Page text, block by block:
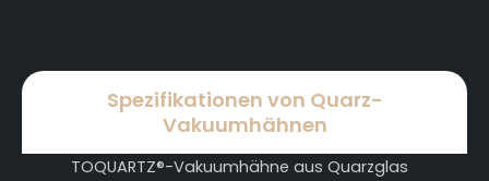
Spezifikationen von Quarz-
Vakuumhähnen
TOQUARTZ®-Vakuumhähne aus Quarzglas